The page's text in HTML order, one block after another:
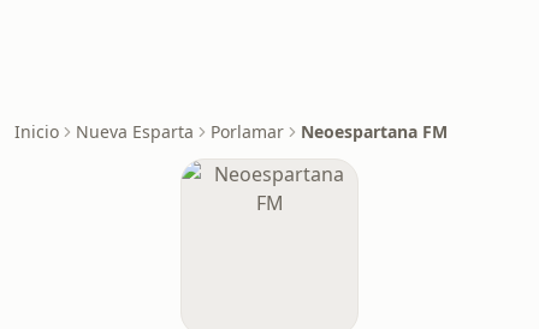
Inicio Nueva Esparta Porlamar Neoespartana FM